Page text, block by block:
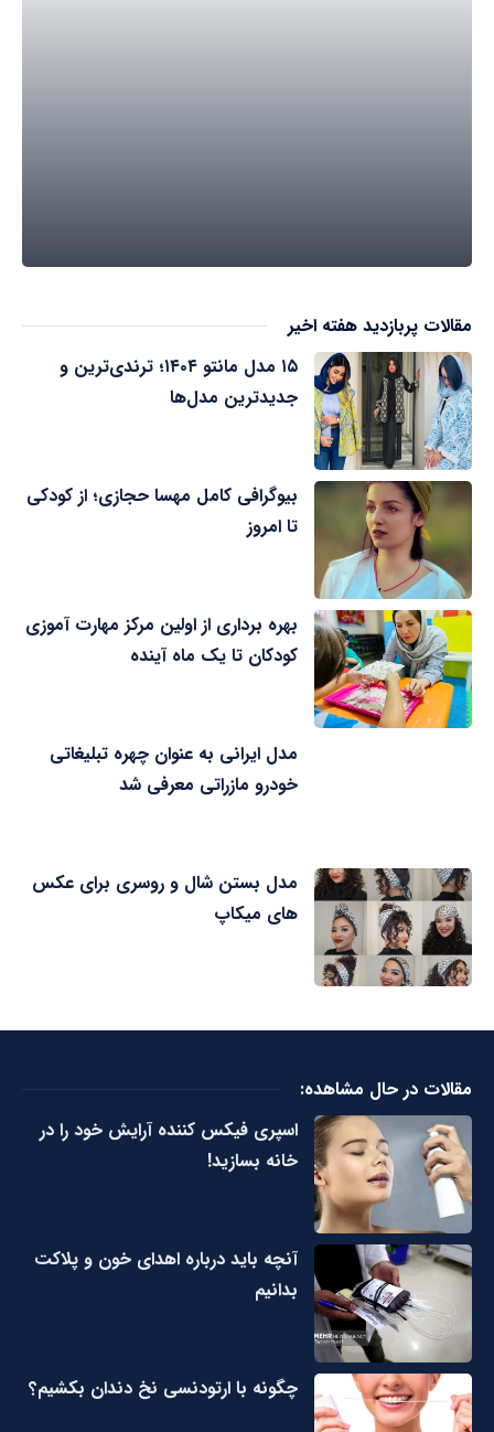
مقالات پربازدید هفته اخیر
۱۵ مدل مانتو ۱۴۰۴؛ ترندی‌ترین و
جدیدترین مدل‌ها
بیوگرافی کامل مهسا حجازی؛ از کودکی
تا امروز
بهره برداری از اولین مرکز مهارت آموزی
کودکان تا یک ماه آینده
مدل ایرانی به عنوان چهره تبلیغاتی
خودرو مازراتی معرفی شد
مدل بستن شال و روسری برای عکس
های میکاپ
مقالات در حال مشاهده:
اسپری فیکس کننده آرایش خود را در
خانه بسازید!
آنچه باید درباره اهدای خون و پلاکت
بدانیم
چگونه با ارتودنسی نخ دندان بکشیم؟